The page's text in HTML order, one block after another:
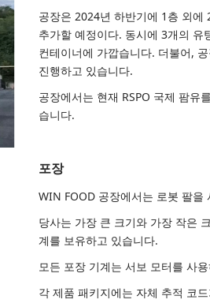
공장은 2024년 하반기에 1층 외에
추가할 예정이다. 동시에 3개의
컨테이너에 가깝습니다. 더불어,
진행하고 있습니다.
공장에서는 현재 RSPO 국제 팜유
습니다.
포장
WIN FOOD 공장에서는 로봇 팔을
당사는 가장 큰 크기와 가장 작은
계를 보유하고 있습니다.
모든 포장 기계는 서보 모터를 사
각 제품 패키지에는 자체 추적 코